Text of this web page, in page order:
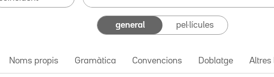
general pel·lícules
Noms propis Gramàtica Convencions Doblatge Altres